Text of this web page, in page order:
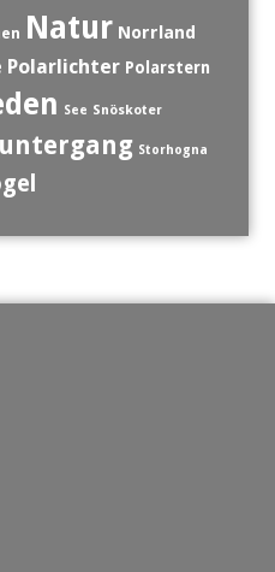
Natur Norrland
Polarlichter Polarstern
See Snöskoter
Storhogna